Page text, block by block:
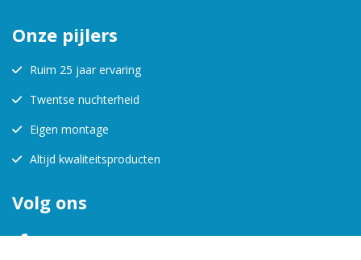
Onze pijlers
Ruim 25 jaar ervaring
Twentse nuchterheid
Eigen montage
Altijd kwaliteitsproducten
Volg ons